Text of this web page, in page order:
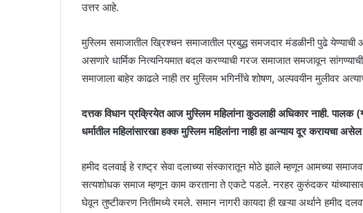
उत्तर आहे.
मुस्लिम समाजातील ख्रिश्चन समाजातील प्रबुद्ध समजदार मंडळीनी पुढे
असणारे धार्मिक नित्यनियमात बदल करण्याची गरज समाजात समजावून
समाजाला बाहेर काढले नाही तर मुस्लिम भगिनींचे शोषण, अल्पवयीन मुलीवर
दत्तक विधान प्रक्रियेत आज मुस्लिम महिलांना कुठलाही अधिकार नाही. पालक
धर्मातील महिलांसारखा हक्क मुस्लिम महिलांना नाही हा अन्याय दूर करायचा
हमीद दलवाई हे राष्ट्र सेवा दलाच्या संस्कारातून मोठे झाले म्हणून आमच्या
सत्यशोधक समाज म्हणून काम करताना ते एकटे पडले. नरहर कुरुंदकर
घेवून तुष्टीकरण नितीमध्ये रमले. समान नागरी कायदा ही खऱ्या अर्थाने हमीद